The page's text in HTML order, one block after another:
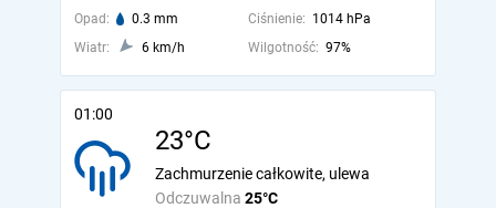
Opad: 0.3 mm Ciśnienie: 1014 hPa
Wiatr:
6 km/h Wilgotność: 97%
01:00
23°C
Odczuwalna 25°C
Zachmurzenie całkowite, ulewa